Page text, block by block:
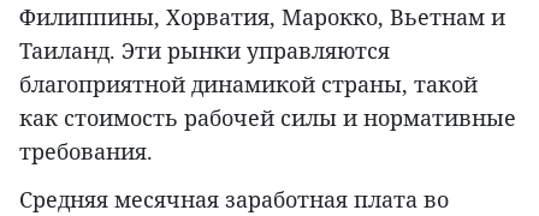
Филиппины, Хорватия, Марокко, Вьетнам и
Таиланд. Эти рынки управляются
благоприятной динамикой страны, такой
как стоимость рабочей силы и нормативные
требования.
Средняя месячная заработная плата во